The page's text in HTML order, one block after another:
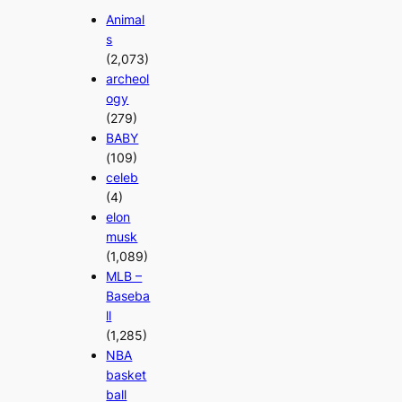
Animal
s
(2,073)
archeol
ogy
(279)
BABY
(109)
celeb
(4)
elon
musk
(1,089)
MLB –
Baseba
ll
(1,285)
NBA
basket
ball